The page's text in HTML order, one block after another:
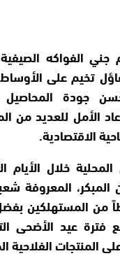
الفواكه الصيفية
تخيم على
جودة المحاصيل
الأمل للعديد من
الاقتصادية.
خلال الأيام
المعروفة
من المستهلكين
مع فترة عيد الأضحى
المنتجات الفلاحية